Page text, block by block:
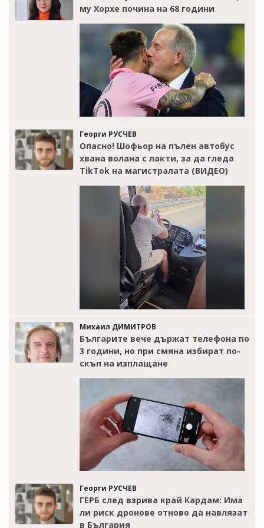
му Хорхе почина на 68 години
Георги РУСЧЕВ
Опасно! Шофьор на пълен автобус
хвана волана с лакти, за да гледа
TikTok на магистралата (ВИДЕО)
Михаил ДИМИТРОВ
Българите вече държат телефона по
3 години, но при смяна избират по-
скъп на изплащане
Георги РУСЧЕВ
ГЕРБ след взрива край Кардам: Има
ли риск дронове отново да навлязат
в България